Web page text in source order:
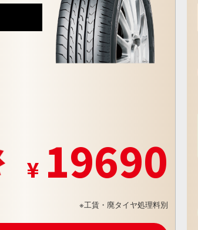
19690
※工賃・廃タイヤ処理料別